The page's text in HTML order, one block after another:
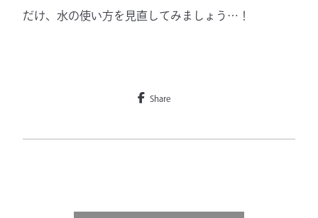
だけ、水の使い方を見直してみましょう…！
Share